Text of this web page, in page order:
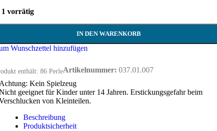
1 vorrätig
IN DEN WARENKORB
Wunschzettel hinzufügen
enthält: 86 PerleArtikelnummer: 037.01.007
Kein Spielzeug
geeignet für Kinder unter 14 Jahren. Erstickungsgefahr beim
von Kleinteilen.
Beschreibung
Produktsicherheit